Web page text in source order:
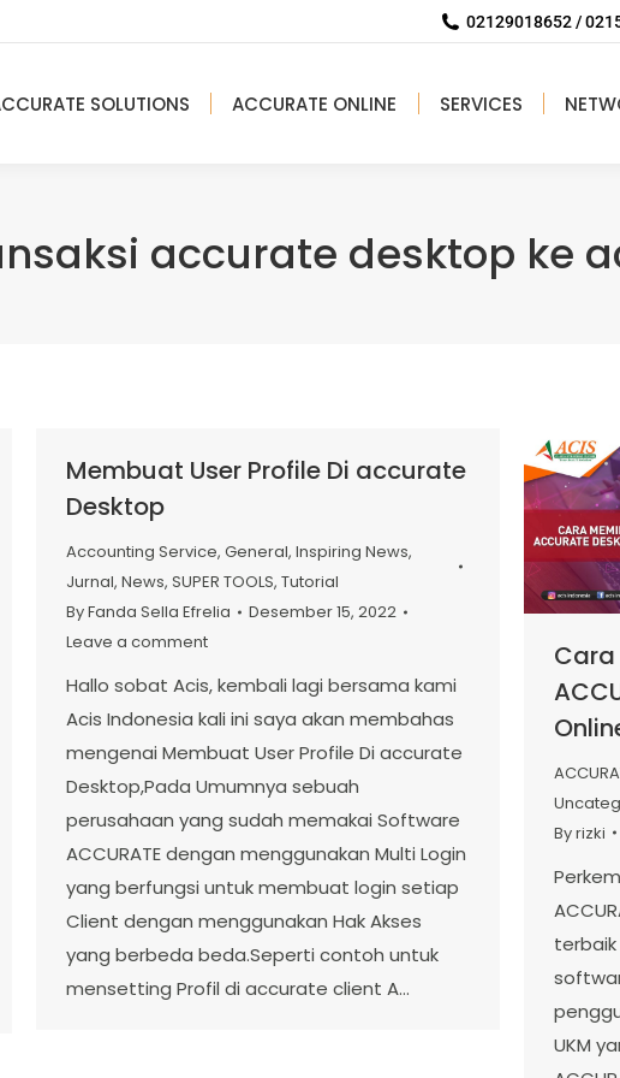
02129018652 /
SOLUTIONS ACCURATE ONLINE SERVICES
accurate desktop ke
Membuat User Profile Di accurate
Desktop
Accounting Service, General, Inspiring News,
Jurnal, News, SUPER TOOLS, Tutorial
ByFanda Sella Efrelia
Desember 15, 2022
Leave a comment
Hallo sobat Acis, kembali lagi bersama kami
Acis Indonesia kali ini saya akan membahas
mengenai Membuat User Profile Di accurate
Desktop,Pada Umumnya sebuah
perusahaan yang sudah memakai Software
ACCURATE dengan menggunakan Multi Login
yang berfungsi untuk membuat login setiap
Client dengan menggunakan Hak Akses
yang berbeda beda.Seperti contoh untuk
mensetting Profil di accurate client A…
Byrizki
terbaik
UKM